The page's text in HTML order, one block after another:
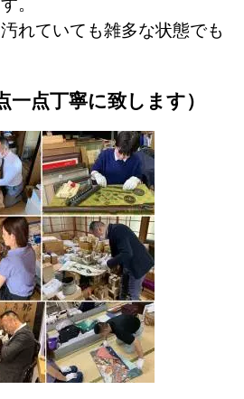
れていても雑多な状態でも
一点丁寧に致します）